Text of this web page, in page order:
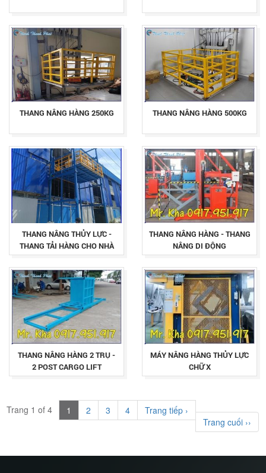
THANG NÂNG HÀNG 250KG THANG NÂNG HÀNG 500KG
THANG NÂNG THỦY LỰC -
THANG TẢI HÀNG CHO NHÀ
XƯỞNG
THANG NÂNG HÀNG - THANG
NÂNG DI ĐỘNG
THANG NÂNG HÀNG 2 TRỤ -
2 POST CARGO LIFT
MÁY NÂNG HÀNG THỦY LỰC
CHỮ X
Trang 1 of 4 1 2 3 4
Trang tiếp ›
Trang cuối ››